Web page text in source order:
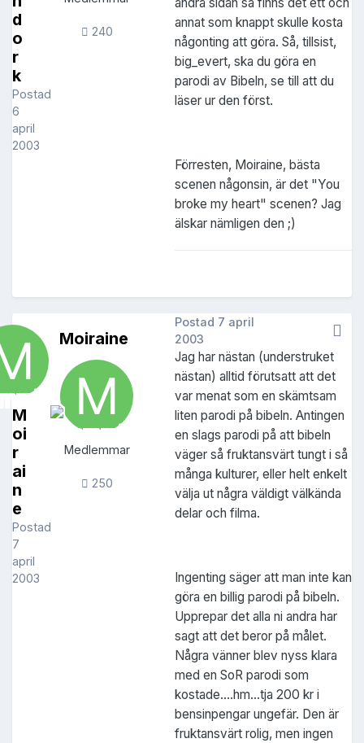
d
o
r
k
Postad
6
april
2003
240
annat som knappt skulle kosta
någonting att göra. Så, tillsist,
big_evert, ska du göra en
parodi av Bibeln, se till att du
läser ur den först.
Förresten, Moiraine, bästa
scenen någonsin, är det "You
broke my heart" scenen? Jag
älskar nämligen den ;)
M
oi
r
ai
n
e
Postad
7
april
2003
Moiraine
Medlemmar
250
Postad 7 april
2003
Jag har nästan (understruket
nästan) alltid förutsatt att det
var menat som en skämtsam
liten parodi på bibeln. Antingen
en slags parodi på att bibeln
väger så fruktansvärt tungt i så
många kulturer, eller helt enkelt
välja ut några väldigt välkända
delar och filma.
Ingenting säger att man inte kan
göra en billig parodi på bibeln.
Upprepar det alla ni andra har
sagt att det beror på målet.
Några vänner blev nyss klara
med en SoR parodi som
kostade....hm...tja 200 kr i
bensinpengar ungefär. Den är
fruktansvärt rolig, men ingen